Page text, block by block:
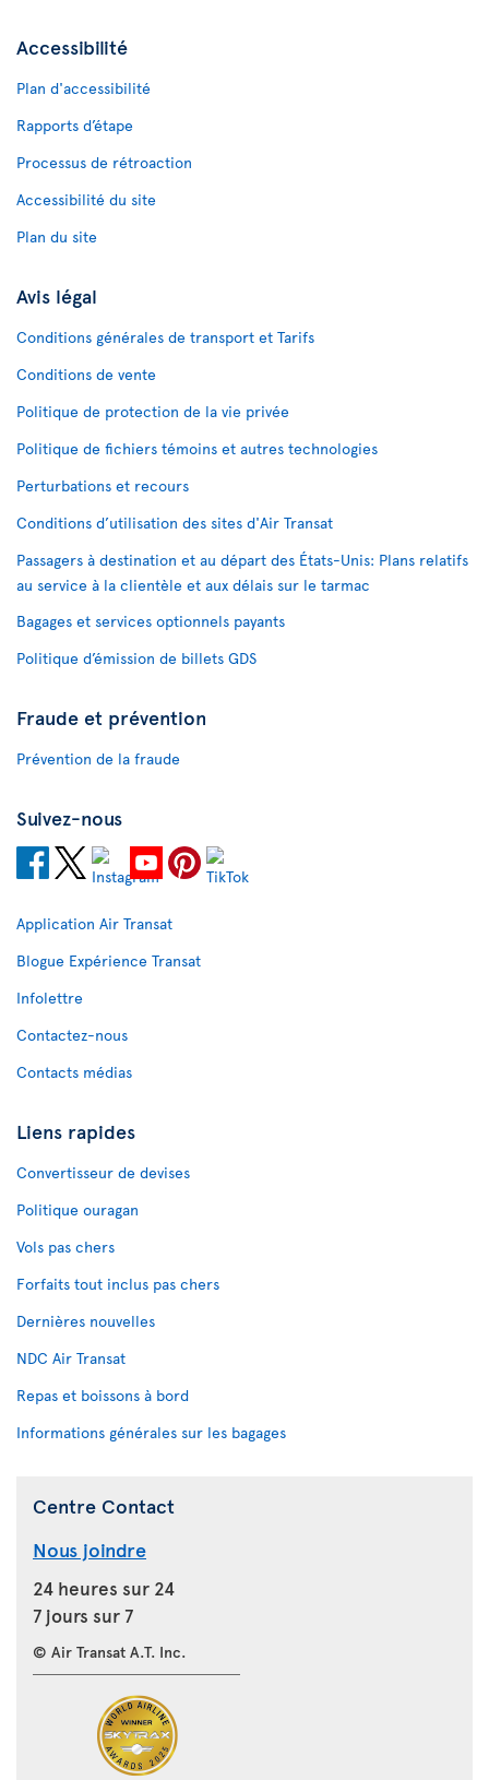
Accessibilité
Plan d'accessibilité
Rapports d’étape
Processus de rétroaction
Accessibilité du site
Plan du site
Avis légal
Conditions générales de transport et Tarifs
Conditions de vente
Politique de protection de la vie privée
Politique de fichiers témoins et autres technologies
Perturbations et recours
Conditions d’utilisation des sites d'Air Transat
Passagers à destination et au départ des États-Unis: Plans relatifs
au service à la clientèle et aux délais sur le tarmac
Bagages et services optionnels payants
Politique d’émission de billets GDS
Fraude et prévention
Prévention de la fraude
Suivez-nous
Application Air Transat
Blogue Expérience Transat
Infolettre
Contactez-nous
Contacts médias
Liens rapides
Convertisseur de devises
Politique ouragan
Vols pas chers
Forfaits tout inclus pas chers
Dernières nouvelles
NDC Air Transat
Repas et boissons à bord
Informations générales sur les bagages
Centre Contact
Nous joindre
24 heures sur 24
7 jours sur 7
© Air Transat A.T. Inc.